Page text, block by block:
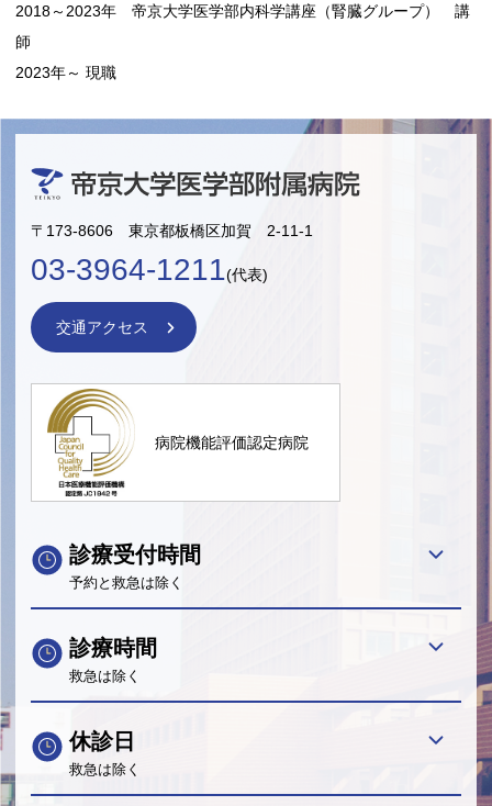
2018～2023年 帝京大学医学部内科学講座（腎臓グループ） 講
師
2023年～ 現職
〒173-8606 東京都板橋区加賀 2-11-1
03-3964-1211(代表)
交通アクセス
病院機能評価認定病院
診療受付時間
予約と救急は除く
診療時間
救急は除く
休診日
救急は除く